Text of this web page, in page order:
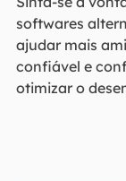
softwares
ajudar mais
confiável e
otimizar o